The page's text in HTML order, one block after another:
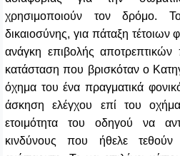
χρησιμοποιούν τον δρόμο.
δικαιοσύνης, για πάταξη τέτοιων
ανάγκη επιβολής αποτρεπτικών
κατάσταση που βρισκόταν ο
όχημα του ένα πραγματικά
άσκηση ελέγχου επί του
ετοιμότητα του οδηγού να
κινδύνους που ήθελε